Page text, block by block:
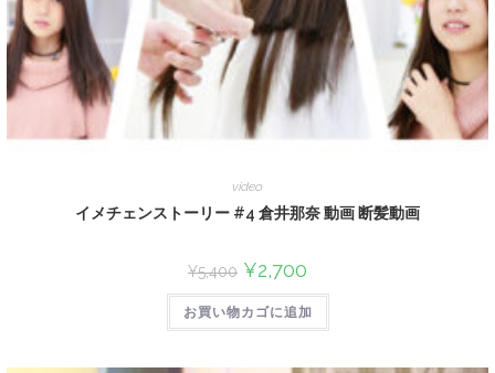
video
イメチェンストーリー #4 倉井那奈 動画 断髪動画
¥5,400 ¥2,700
お買い物カゴに追加